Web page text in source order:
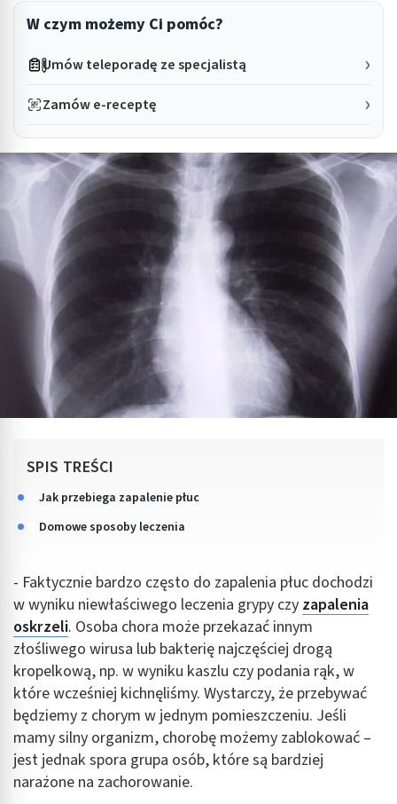
W czym możemy Ci pomóc?
Umów teleporadę ze specjalistą
Zamów e-receptę
SPIS TREŚCI
Jak przebiega zapalenie płuc
Domowe sposoby leczenia
- Faktycznie bardzo często do zapalenia płuc dochodzi
w wyniku niewłaściwego leczenia grypy czy zapalenia
oskrzeli. Osoba chora może przekazać innym
złośliwego wirusa lub bakterię najczęściej drogą
kropelkową, np. w wyniku kaszlu czy podania rąk, w
które wcześniej kichnęliśmy. Wystarczy, że przebywać
będziemy z chorym w jednym pomieszczeniu. Jeśli
mamy silny organizm, chorobę możemy zablokować –
jest jednak spora grupa osób, które są bardziej
narażone na zachorowanie.